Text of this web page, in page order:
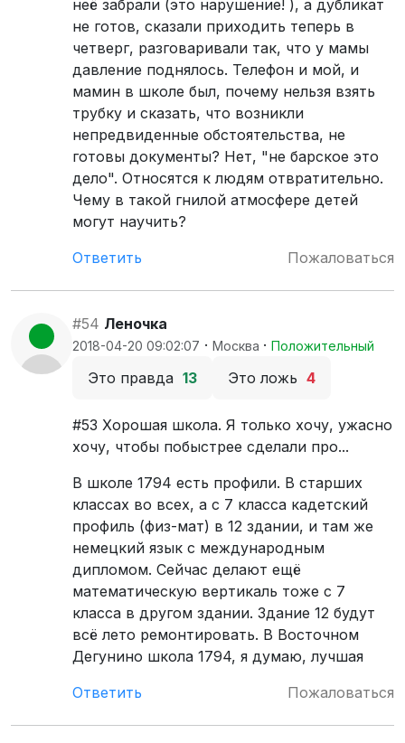
неё забрали (это нарушение! ), а дубликат
не готов, сказали приходить теперь в
четверг, разговаривали так, что у мамы
давление поднялось. Телефон и мой, и
мамин в школе был, почему нельзя взять
трубку и сказать, что возникли
непредвиденные обстоятельства, не
готовы документы? Нет, "не барское это
дело". Относятся к людям отвратительно.
Чему в такой гнилой атмосфере детей
могут научить?
Ответить
Пожаловаться
#54 Леночка
2018-04-20 09:02:07 · Москва · Положительный
Это правда 13 Это ложь 4
#53 Хорошая школа. Я только хочу, ужасно
хочу, чтобы побыстрее сделали про...
В школе 1794 есть профили. В старших
классах во всех, а с 7 класса кадетский
профиль (физ-мат) в 12 здании, и там же
немецкий язык с международным
дипломом. Сейчас делают ещё
математическую вертикаль тоже с 7
класса в другом здании. Здание 12 будут
всё лето ремонтировать. В Восточном
Дегунино школа 1794, я думаю, лучшая
Ответить
Пожаловаться